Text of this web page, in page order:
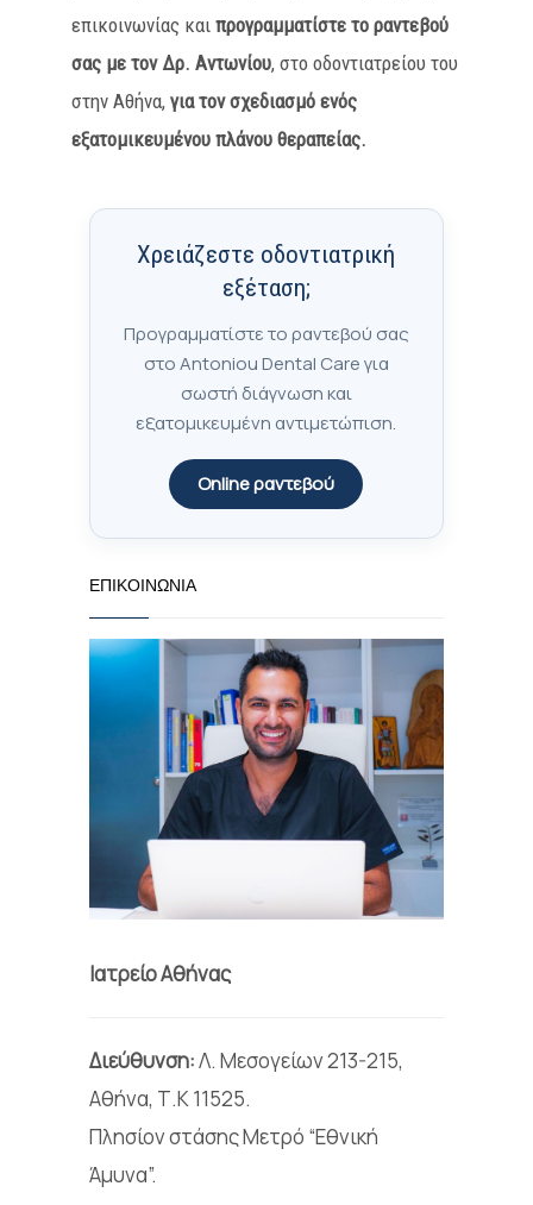
επικοινωνίας και προγραμματίστε το ραντεβού
σας με τον Δρ. Αντωνίου, στο οδοντιατρείου του
στην Αθήνα, για τον σχεδιασμό ενός
εξατομικευμένου πλάνου θεραπείας.
Χρειάζεστε οδοντιατρική
εξέταση;
Προγραμματίστε το ραντεβού σας
στο Antoniou Dental Care για
σωστή διάγνωση και
εξατομικευμένη αντιμετώπιση.
Online ραντεβού
ΕΠΙΚΟΙΝΩΝΊΑ
Ιατρείο Αθήνας
Διεύθυνση:Λ. Μεσογείων 213-215,
Αθήνα, Τ.Κ 11525.
Πλησίον στάσης Μετρό “Εθνική
Άμυνα”.